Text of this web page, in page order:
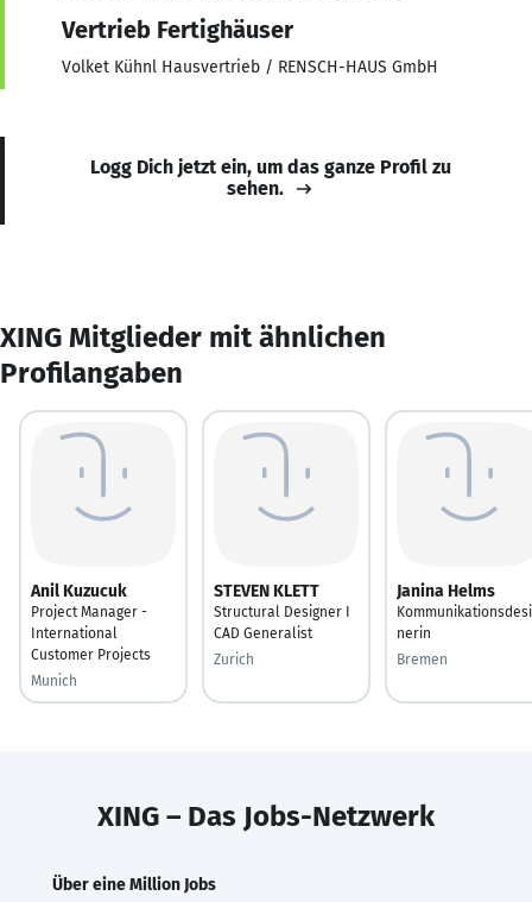
Vertrieb Fertighäuser
Volket Kühnl Hausvertrieb / RENSCH-HAUS GmbH
Logg Dich jetzt ein, um das ganze Profil zu
sehen.
XING Mitglieder mit ähnlichen
Profilangaben
Anil Kuzucuk
Project Manager -
International
Customer Projects
Munich
STEVEN KLETT
Structural Designer I
CAD Generalist
Zurich
Janina Helms
nerin
Bremen
XING – Das Jobs-Netzwerk
Über eine Million Jobs